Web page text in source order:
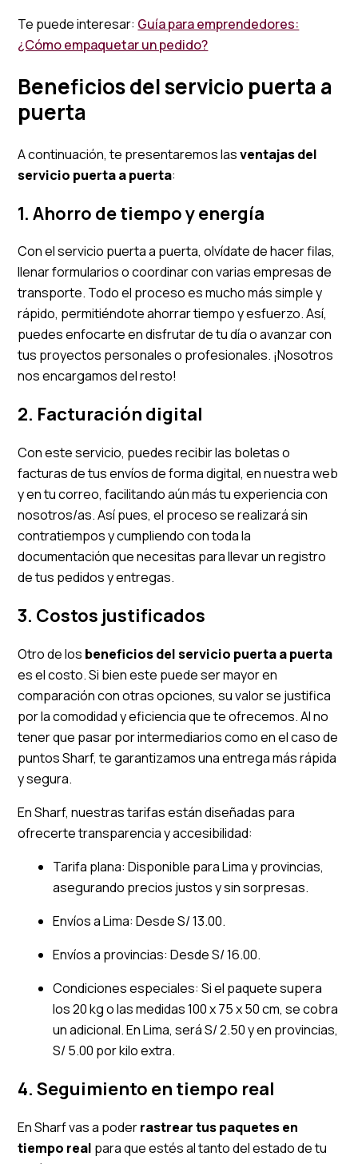
Te puede interesar: Guía para emprendedores:
¿Cómo empaquetar un pedido?
Beneficios del servicio puerta a
puerta
A continuación, te presentaremos lasventajas del
servicio puerta a puerta:
1. Ahorro de tiempo y energía
Con el servicio puerta a puerta, olvídate de hacer filas,
llenar formularios o coordinar con varias empresas de
transporte. Todo el proceso es mucho más simple y
rápido, permitiéndote ahorrar tiempo y esfuerzo. Así,
puedes enfocarte en disfrutar de tu día o avanzar con
tus proyectos personales o profesionales. ¡Nosotros
nos encargamos del resto!
2. Facturación digital
Con este servicio, puedes recibir las boletas o
facturas de tus envíos de forma digital, en nuestra web
y en tu correo, facilitando aún más tu experiencia con
nosotros/as. Así pues, el proceso se realizará sin
contratiempos y cumpliendo con toda la
documentación que necesitas para llevar un registro
de tus pedidos y entregas.
3. Costos justificados
Otro de los beneficios del servicio puerta a puerta
es el costo. Si bien este puede ser mayor en
comparación con otras opciones, su valor se justifica
por la comodidad y eficiencia que te ofrecemos. Al no
tener que pasar por intermediarios como en el caso de
puntos Sharf, te garantizamos una entrega más rápida
y segura.
En Sharf, nuestras tarifas están diseñadas para
ofrecerte transparencia y accesibilidad:
Tarifa plana: Disponible para Lima y provincias,
asegurando precios justos y sin sorpresas.
Envíos a Lima: Desde S/ 13.00.
Envíos a provincias: Desde S/ 16.00.
Condiciones especiales: Si el paquete supera
los 20 kg o las medidas 100 x 75 x 50 cm, se cobra
un adicional. En Lima, será S/ 2.50 y en provincias,
S/ 5.00 por kilo extra.
4. Seguimiento en tiempo real
En Sharf vas a poderrastrear tus paquetes en
tiempo real para que estés al tanto del estado de tu